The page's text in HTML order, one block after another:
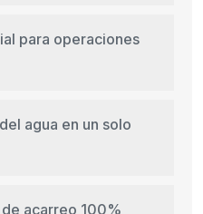
para operaciones
agua en un solo
acarreo 100%